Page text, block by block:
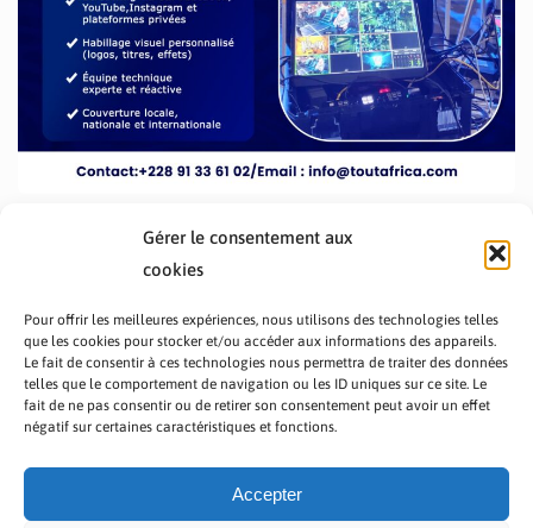
Gérer le consentement aux
cookies
Pour offrir les meilleures expériences, nous utilisons des technologies telles
que les cookies pour stocker et/ou accéder aux informations des appareils.
Le fait de consentir à ces technologies nous permettra de traiter des données
telles que le comportement de navigation ou les ID uniques sur ce site. Le
fait de ne pas consentir ou de retirer son consentement peut avoir un effet
négatif sur certaines caractéristiques et fonctions.
Accepter
PRÉSENTATION TOUTAFRICA
A PROPOS